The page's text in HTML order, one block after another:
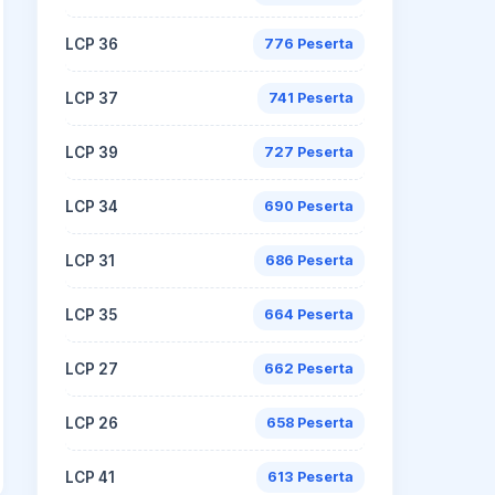
LCP 36 776 Peserta
LCP 37 741 Peserta
LCP 39 727 Peserta
LCP 34 690 Peserta
LCP 31 686 Peserta
LCP 35 664 Peserta
LCP 27 662 Peserta
LCP 26 658 Peserta
LCP 41 613 Peserta